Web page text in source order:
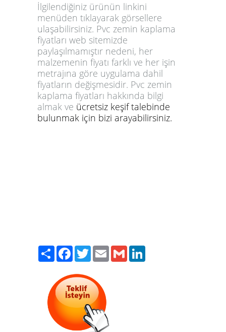
İlgilendiğiniz ürünün linkini
menüden tıklayarak görsellere
ulaşabilirsiniz. Pvc zemin kaplama
fiyatları web sitemizde
paylaşılmamıştır nedeni, her
malzemenin fiyatı farklı ve her işin
metrajına göre uygulama dahil
fiyatların değişmesidir. Pvc zemin
kaplama fiyatları hakkında bilgi
almak ve ücretsiz keşif talebinde
bulunmak için bizi arayabilirsiniz.
PaylaşFacebook
TwitterEmailGmail